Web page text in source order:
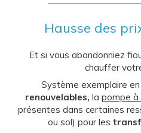
Hausse des
Et si vous abandonniez
chauffer
Système exemplaire en
renouvelables, la pompe à
présentes dans certaines
ou sol) pour les